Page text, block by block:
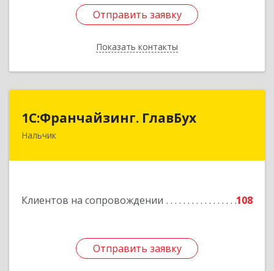
Отправить заявку
Показать контакты
Отправить заявку
Назад
1С:Франчайзинг. ГлавБух
Нальчик
Клиентов на сопровождении 108
Отправить заявку
1С:Франчайзинг. ГлавБух
360000, Кабардино-Балкарская Респ, Нальчик г,
Отправить заявку